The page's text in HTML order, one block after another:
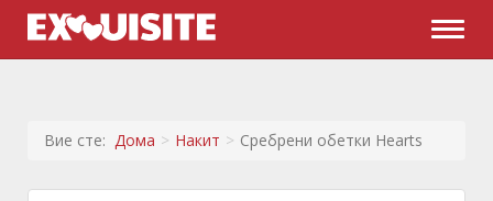
Вие сте: Дома Накит Сребрени обетки Hearts